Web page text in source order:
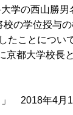
学の西山勝男
の学位授与
たことについ
京都大学校長
」 2018年4月